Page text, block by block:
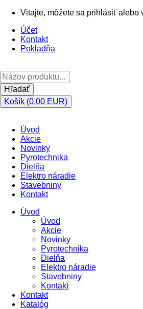
Vitajte, môžete sa prihlásiť alebo
Účet
Kontakt
Pokladňa
Hľadať
Košík (0,00 EUR)
Úvod
Akcie
Novinky
Pyrotechnika
Dielňa
Elektro náradie
Stavebniny
Kontakt
Úvod
Úvod
Akcie
Novinky
Pyrotechnika
Dielňa
Elektro náradie
Stavebniny
Kontakt
Kontakt
Katalóg